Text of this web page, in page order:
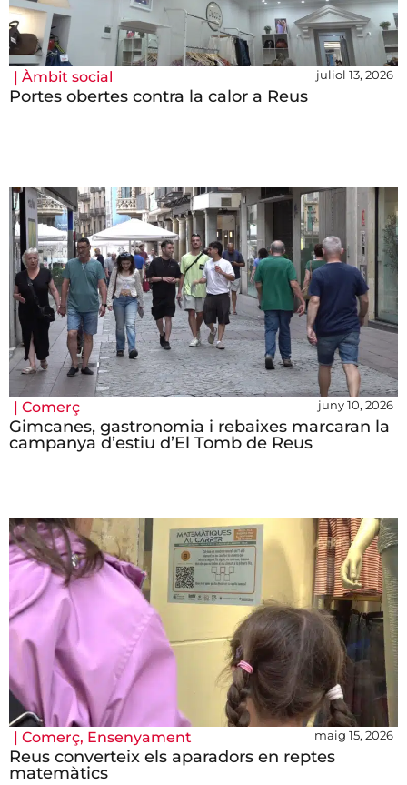
| Àmbit social juliol 13, 2026
Portes obertes contra la calor a Reus
| Comerç juny 10, 2026
Gimcanes, gastronomia i rebaixes marcaran la
campanya d’estiu d’El Tomb de Reus
| Comerç, Ensenyament maig 15, 2026
Reus converteix els aparadors en reptes
matemàtics